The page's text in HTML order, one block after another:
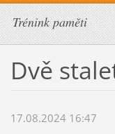
Trénink paměti
Dvě
17.08.2024 16:47